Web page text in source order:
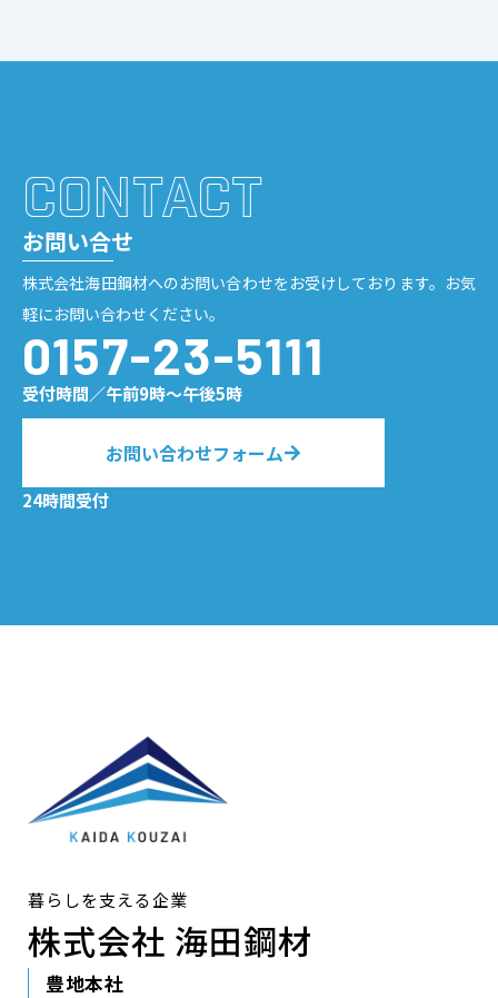
CONTACT
お問い合せ
株式会社海田鋼材へのお問い合わせをお受けしております。お気
軽にお問い合わせください。
0157-23-5111
受付時間／午前9時〜午後5時
お問い合わせフォーム
24時間受付
暮らしを支える企業
株式会社 海田鋼材
豊地本社